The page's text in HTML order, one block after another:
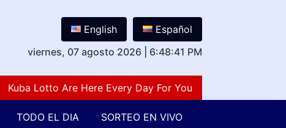
English
Español
viernes, 07 agosto 2026
6:48:42 PM
Lotto Are Here Every Day For You Lovers Of Number
TODO EL DIA SORTEO EN VIVO